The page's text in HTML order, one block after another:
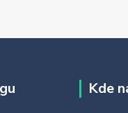
Kde